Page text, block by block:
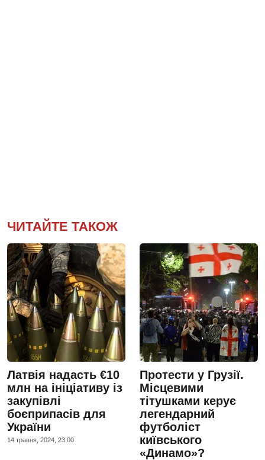
ЧИТАЙТЕ ТАКОЖ
Латвія надасть €10
млн на ініціативу із
закупівлі
боєприпасів для
України
14 травня, 2024, 23:00
Протести у Грузії.
Місцевими
тітушками керує
легендарний
футболіст
київського
«Динамо»?